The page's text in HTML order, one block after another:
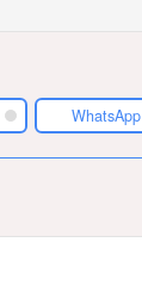
WhatsApp